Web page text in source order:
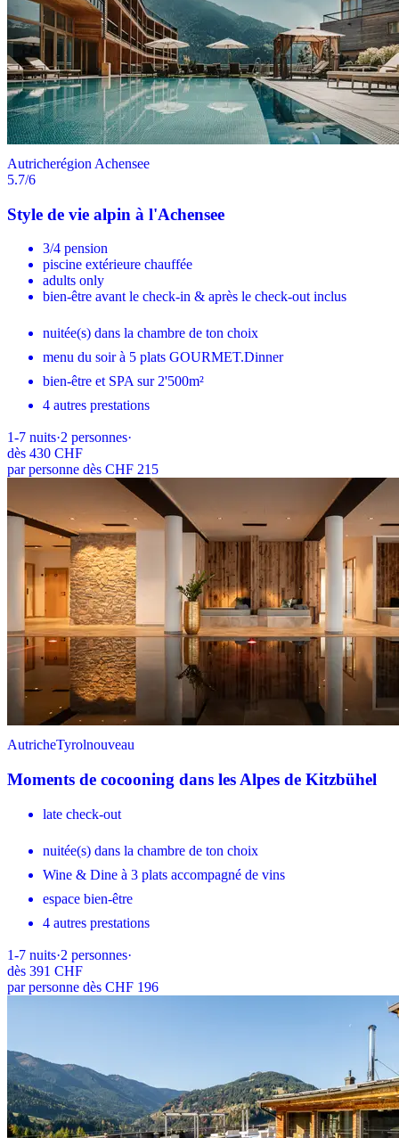
Autricherégion Achensee
5.7/6
Style de vie alpin à l'Achensee
3/4 pension
piscine extérieure chauffée
adults only
bien-être avant le check-in & après le check-out inclus
nuitée(s) dans la chambre de ton choix
menu du soir à 5 plats GOURMET.Dinner
bien-être et SPA sur 2'500m²
4 autres prestations
1-7 nuits·2 personnes·
dès 430 CHF
par personne dès CHF 215
AutricheTyrolnouveau
Moments de cocooning dans les Alpes de Kitzbühel
late check-out
nuitée(s) dans la chambre de ton choix
Wine & Dine à 3 plats accompagné de vins
espace bien-être
4 autres prestations
1-7 nuits·2 personnes·
dès 391 CHF
par personne dès CHF 196